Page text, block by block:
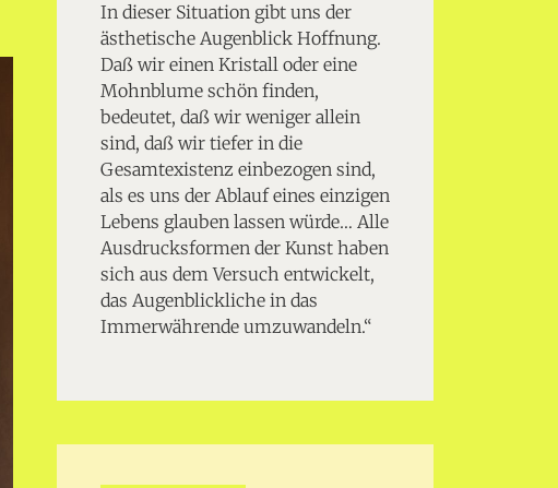
In dieser Situation gibt uns der
ästhetische Augenblick Hoffnung.
Daß wir einen Kristall oder eine
Mohnblume schön finden,
bedeutet, daß wir weniger allein
sind, daß wir tiefer in die
Gesamtexistenz einbezogen sind,
als es uns der Ablauf eines einzigen
Lebens glauben lassen würde… Alle
Ausdrucksformen der Kunst haben
sich aus dem Versuch entwickelt,
das Augenblickliche in das
Immerwährende umzuwandeln.“